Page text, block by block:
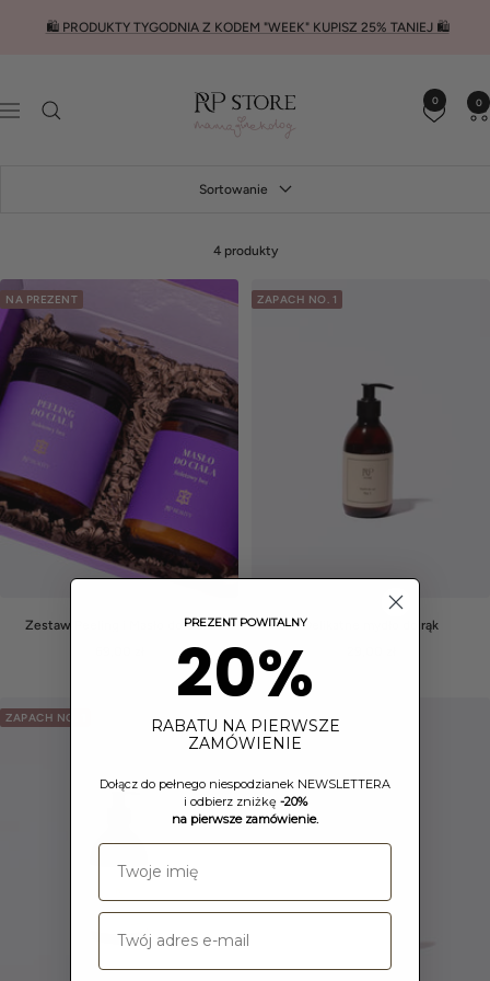
🛍️ PRODUKTY TYGODNIA Z KODEM "WEEK" KUPISZ 25% TANIEJ 🛍️
Nawigacja
STORE
0 0
Sortowanie
4 produkty
NA PREZENT
Zestaw Peeling i Masło do ciała
ZAPACH NO. 1
Delikatne mydło do rąk
ZAPACH NO. 1
PREZENT POWITALNY
20%
RABATU NA PIERWSZE
ZAMÓWIENIE
Dołącz do pełnego niespodzianek NEWSLETTERA
i odbierz zniżkę -20%
na pierwsze zamówienie.